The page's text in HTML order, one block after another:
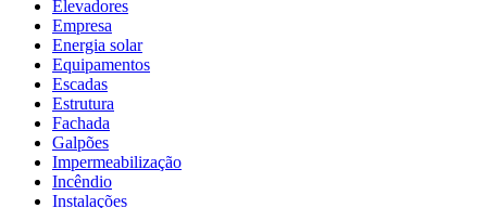
Elevadores
Empresa
Energia solar
Equipamentos
Escadas
Estrutura
Fachada
Galpões
Impermeabilização
Incêndio
Instalações